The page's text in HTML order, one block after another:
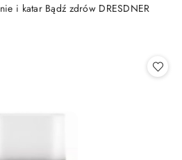
i katar Bądź zdrów DRESDNER